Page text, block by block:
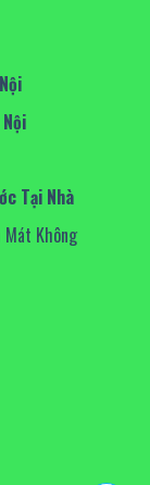
Tại Nhà
Mát Không